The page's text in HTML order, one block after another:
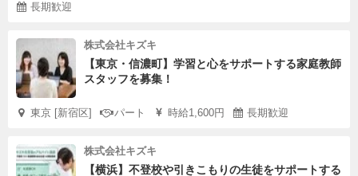
長期歓迎
株式会社キズキ
【東京・信濃町】学習と心をサポートする家庭教師
スタッフを募集！
東京 [新宿区] パート 時給1,600円 長期歓迎
株式会社キズキ
【横浜】不登校や引きこもりの生徒をサポートする